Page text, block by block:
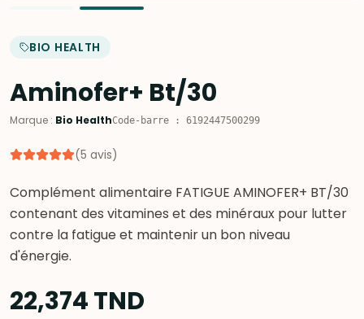
BIO HEALTH
Aminofer+ Bt/30
Marque : Bio HealthCode-barre : 6192447500299
(5 avis)
Complément alimentaire FATIGUE AMINOFER+ BT/30
contenant des vitamines et des minéraux pour lutter
contre la fatigue et maintenir un bon niveau
d'énergie.
22,374TND